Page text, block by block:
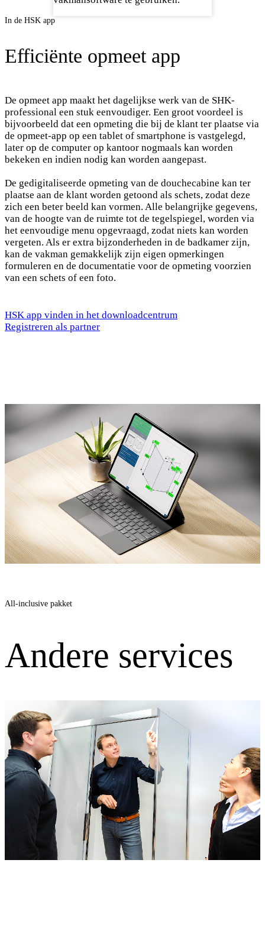
In de HSK app
Efficiënte opmeet app
De opmeet app maakt het dagelijkse werk van de SHK-
professional een stuk eenvoudiger. Een groot voordeel is
bijvoorbeeld dat een opmeting die bij de klant ter plaatse via
de opmeet-app op een tablet of smartphone is vastgelegd,
later op de computer op kantoor nogmaals kan worden
bekeken en indien nodig kan worden aangepast.
De gedigitaliseerde opmeting van de douchecabine kan ter
plaatse aan de klant worden getoond als schets, zodat deze
zich een beter beeld kan vormen. Alle belangrijke gegevens,
van de hoogte van de ruimte tot de tegelspiegel, worden via
het eenvoudige menu opgevraagd, zodat niets kan worden
vergeten. Als er extra bijzonderheden in de badkamer zijn,
kan de vakman gemakkelijk zijn eigen opmerkingen
formuleren en de documentatie voor de opmeting voorzien
van een schets of een foto.
HSK app vinden in het downloadcentrum
Registreren als partner
All-inclusive pakket
Andere services